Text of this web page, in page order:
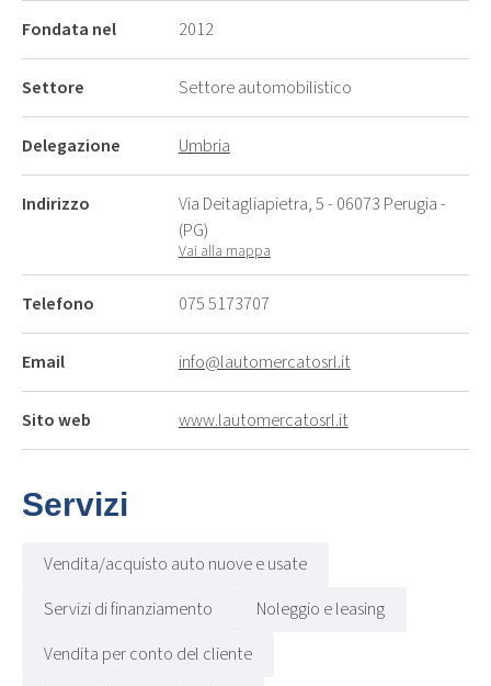
Fondata nel 2012
Settore Settore automobilistico
Delegazione Umbria
Indirizzo
Via Deitagliapietra, 5 - 06073 Perugia -
(PG)
Vai alla mappa
Telefono 075 5173707
Email info@lautomercatosrl.it
Sito web www.lautomercatosrl.it
Servizi
Vendita/acquisto auto nuove e usate
Servizi di finanziamento
Noleggio e leasing
Vendita per conto del cliente